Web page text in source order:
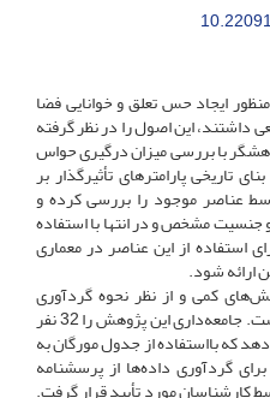
ایجاد حس تعلق و خوانایی فضا
داشتند، این اصول را در نظر گرفته
با بررسی میزان درگیری حواس
تاریخی پارامترهای تأثیرگذار بر
عناصر موجود را بررسی کرده و
جنسیت مشخص و در انتها با استفاده
استفاده از این عناصر در معماری
ارائه شود.
کمی و از نظر نحوه گردآوری
داده‌ها از نوع پژوهش‌های میدانی است. جامعه‌داری این پژوهش را 32 نفر
که بااستفاده از جدول مورگان به
گردآوری داده‌ها از پرسشنامه
کارشناسان مورد تأیید قرار گرفت.